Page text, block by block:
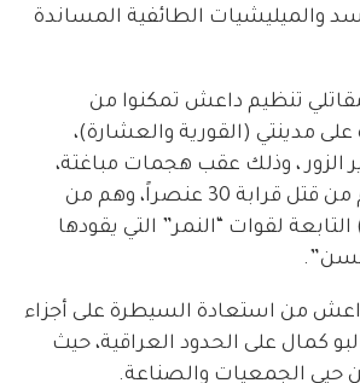
والميليشيات الطائفية المساندة
تنظيم داعش تمكنوا من
مدينتي (القورية والعشارة)،
الزور ، وذلك عقب هجمات مباغتة،
حيث تمكن التنظيم من قتل قرابة 30 عنصراً، وهم من
لقوات “النمر” التي يقودها
من استعادة السيطرة على أجزاء
كمال على الحدود العراقية، حيث
حيي الجمعيات والصناعة.